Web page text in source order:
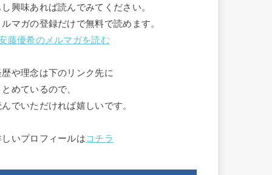
し興味あれば読んでみてください。
ルマガの登録だけで無料で読めます。
藤優希のメルマガを読む
歴や理念は下のリンク先に
とめているので、
んでいただければ嬉しいです。
しいプロフィールはコチラ